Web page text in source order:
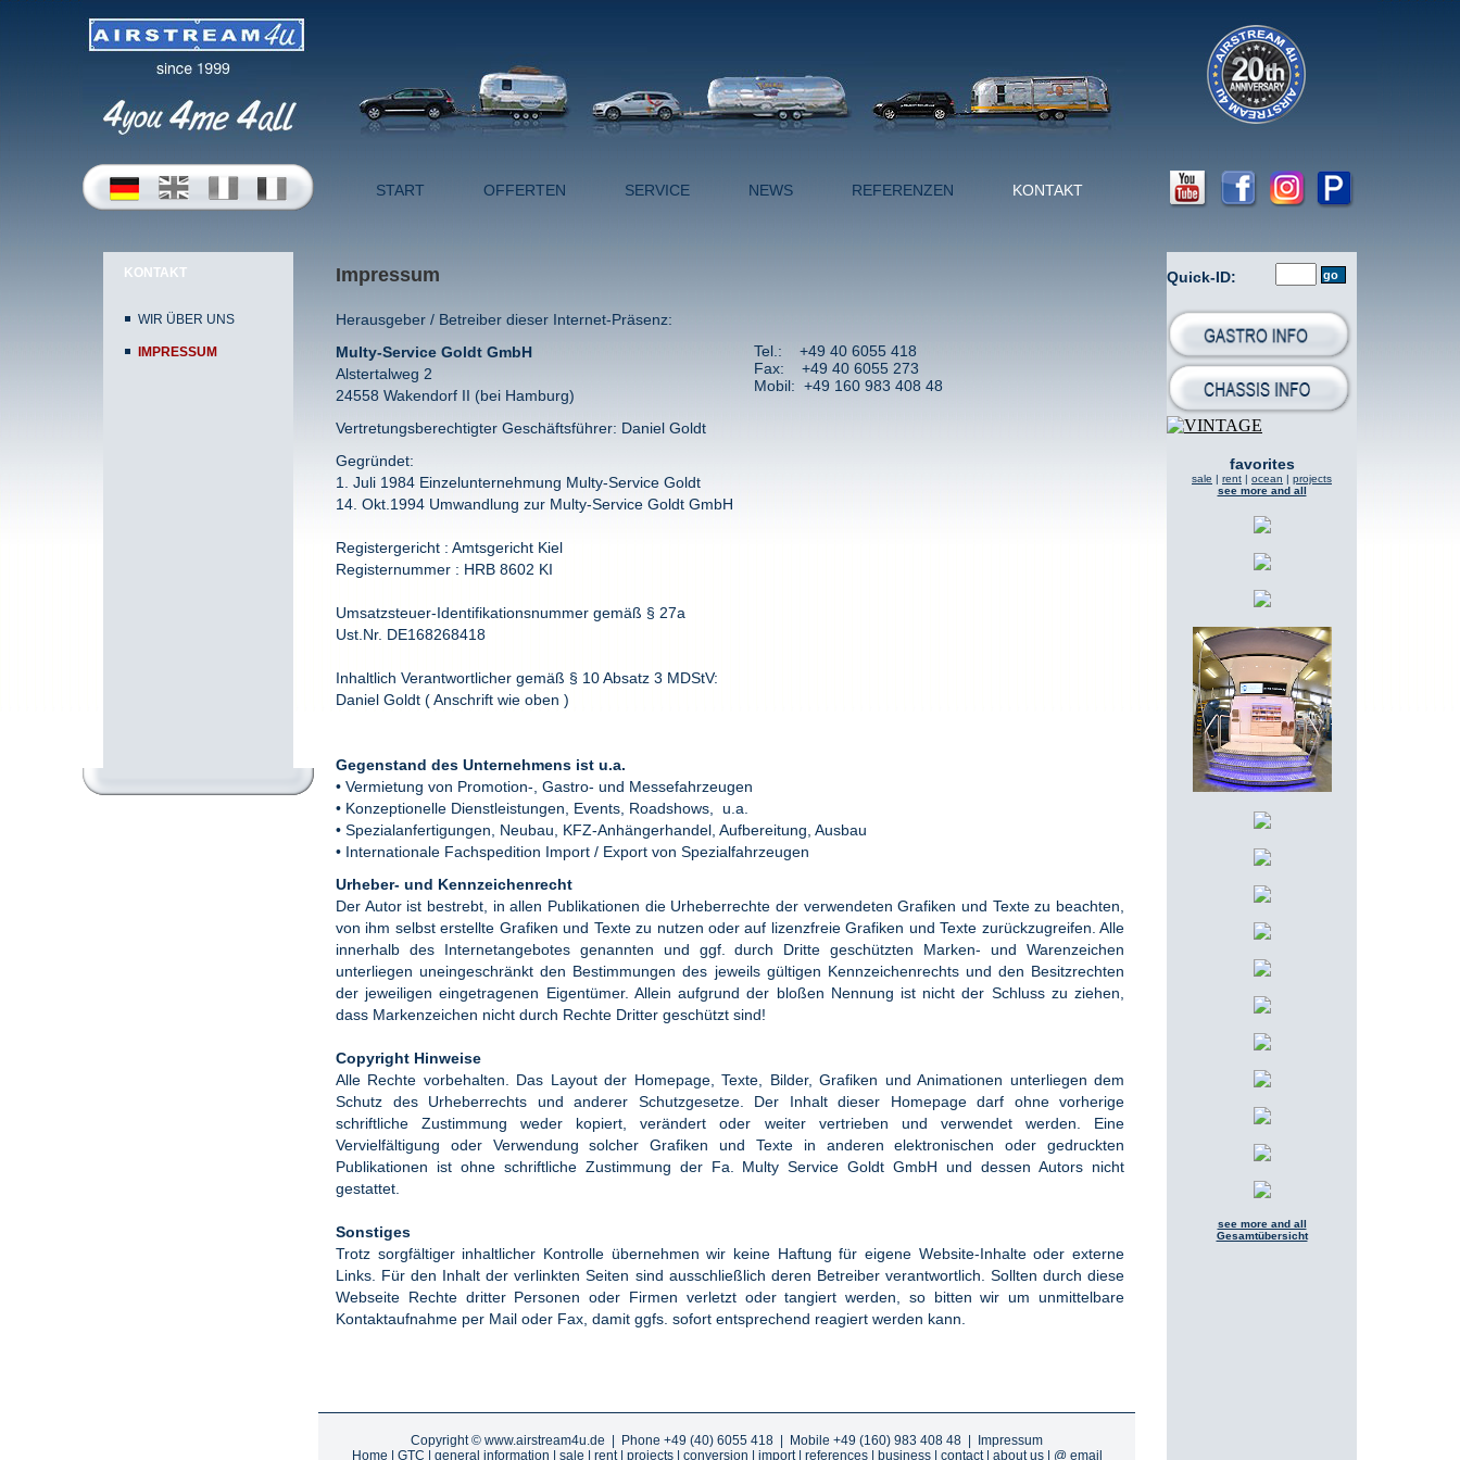
KONTAKT
WIR ÜBER UNS
IMPRESSUM
START OFFERTEN SERVICE NEWS REFERENZEN KONTAKT
Impressum
Herausgeber / Betreiber dieser Internet-Präsenz:
Multy-Service Goldt GmbH
Alstertalweg 2
24558 Wakendorf II (bei Hamburg)
Vertretungsberechtigter Geschäftsführer: Daniel Goldt
Tel.: +49 40 6055 418
Fax: +49 40 6055 273
Mobil: +49 160 983 408 48
Gegründet:
1. Juli 1984 Einzelunternehmung Multy-Service Goldt
14. Okt.1994 Umwandlung zur Multy-Service Goldt GmbH
Registergericht : Amtsgericht Kiel
Registernummer : HRB 8602 KI
Umsatzsteuer-Identifikationsnummer gemäß § 27a
Ust.Nr. DE168268418
Inhaltlich Verantwortlicher gemäß § 10 Absatz 3 MDStV:
Daniel Goldt ( Anschrift wie oben )
Gegenstand des Unternehmens ist u.a.
• Vermietung von Promotion-, Gastro- und Messefahrzeugen
• Konzeptionelle Dienstleistungen, Events, Roadshows, u.a.
• Spezialanfertigungen, Neubau, KFZ-Anhängerhandel, Aufbereitung, Ausbau
• Internationale Fachspedition Import / Export von Spezialfahrzeugen
Urheber- und Kennzeichenrecht
Der Autor ist bestrebt, in allen Publikationen die Urheberrechte der verwendeten Grafiken und Texte zu beachten,
von ihm selbst erstellte Grafiken und Texte zu nutzen oder auf lizenzfreie Grafiken und Texte zurückzugreifen. Alle
innerhalb des Internetangebotes genannten und ggf. durch Dritte geschützten Marken- und Warenzeichen
unterliegen uneingeschränkt den Bestimmungen des jeweils gültigen Kennzeichenrechts und den Besitzrechten
der jeweiligen eingetragenen Eigentümer. Allein aufgrund der bloßen Nennung ist nicht der Schluss zu ziehen,
dass Markenzeichen nicht durch Rechte Dritter geschützt sind!
Copyright Hinweise
Alle Rechte vorbehalten. Das Layout der Homepage, Texte, Bilder, Grafiken und Animationen unterliegen dem
Schutz des Urheberrechts und anderer Schutzgesetze. Der Inhalt dieser Homepage darf ohne vorherige
schriftliche Zustimmung weder kopiert, verändert oder weiter vertrieben und verwendet werden. Eine
Vervielfältigung oder Verwendung solcher Grafiken und Texte in anderen elektronischen oder gedruckten
Publikationen ist ohne schriftliche Zustimmung der Fa. Multy Service Goldt GmbH und dessen Autors nicht
gestattet.
Sonstiges
Trotz sorgfältiger inhaltlicher Kontrolle übernehmen wir keine Haftung für eigene Website-Inhalte oder externe
Links. Für den Inhalt der verlinkten Seiten sind ausschließlich deren Betreiber verantwortlich. Sollten durch diese
Webseite Rechte dritter Personen oder Firmen verletzt oder tangiert werden, so bitten wir um unmittelbare
Kontaktaufnahme per Mail oder Fax, damit ggfs. sofort entsprechend reagiert werden kann.
Quick-ID:
favorites
sale | rent | ocean | projects
see more and all
see more and all
Gesamtübersicht
Copyright © www.airstream4u.de | Phone +49 (40) 6055 418 | Mobile +49 (160) 983 408 48 |
Impressum
Home
GTC general information sale rent| projects| conversion import| references| business| contact| about us| @ email